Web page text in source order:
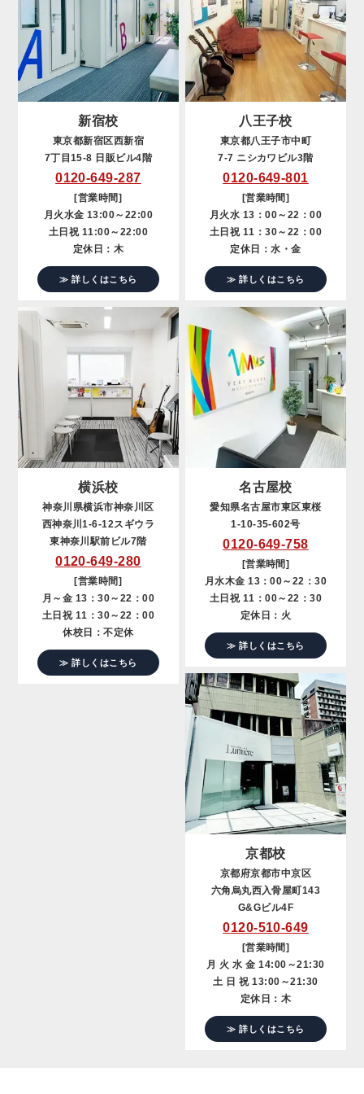
新宿校
東京都新宿区西新宿
7丁目15-8 日販ビル4階
0120-649-287
[営業時間]
月火水金 13:00～22:00
土日祝 11:00～22:00
定休日：木
≫ 詳しくはこちら
八王子校
東京都八王子市中町
7-7 ニシカワビル3階
0120-649-801
[営業時間]
月火水 13：00～22：00
土日祝 11：30～22：00
定休日：水・金
≫ 詳しくはこちら
横浜校
神奈川県横浜市神奈川区
西神奈川1-6-12スギウラ
東神奈川駅前ビル7階
0120-649-280
[営業時間]
月～金 13：30～22：00
土日祝 11：30～22：00
休校日：不定休
≫ 詳しくはこちら
名古屋校
愛知県名古屋市東区東桜
1-10-35-602号
0120-649-758
[営業時間]
月水木金 13：00～22：30
土日祝 11：00～22：30
定休日：火
≫ 詳しくはこちら
京都校
京都府京都市中京区
六角烏丸西入骨屋町143
G&Gビル4F
0120-510-649
[営業時間]
月 火 水 金 14:00～21:30
土 日 祝 13:00～21:30
定休日：木
≫ 詳しくはこちら